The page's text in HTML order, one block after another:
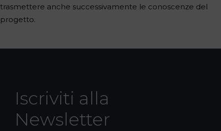
trasmettere anche successivamente le conoscenze del
progetto.
Iscriviti alla
Newsletter